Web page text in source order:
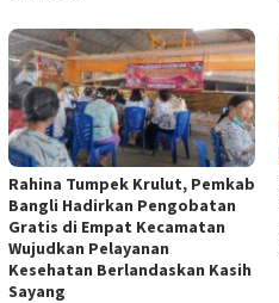
Rahina Tumpek Krulut, Pemkab
Bangli Hadirkan Pengobatan
Gratis di Empat Kecamatan
Wujudkan Pelayanan
Kesehatan Berlandaskan Kasih
Sayang